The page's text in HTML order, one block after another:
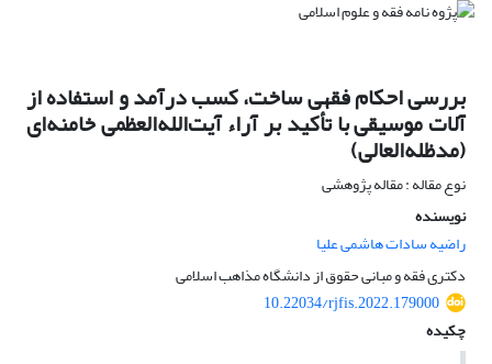
بررسی احکام فقهی ساخت، کسب درآمد و استفاده از
آلات موسیقی با تأکید بر آراء آیت‌الله‌العظمی خامنه‌ای
(مدظله‌العالی)
نوع مقاله : مقاله پژوهشی
نویسنده
راضیه سادات هاشمی علیا
دکتری فقه و مبانی حقوق از دانشگاه مذاهب اسلامی
10.22034/rjfis.2022.179000
چکیده